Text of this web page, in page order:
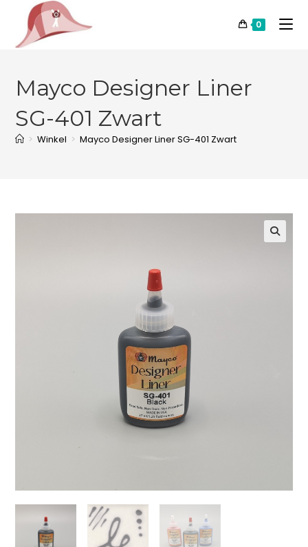
0
Mayco Designer Liner
SG-401 Zwart
> Winkel > Mayco Designer Liner SG-401 Zwart